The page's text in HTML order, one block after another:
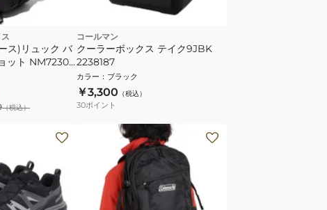
ス)リュック バ
ット NM72303
型 デイパック
（税込）
コールマン
クーラーボックス テイク9JBK
2238187
カラー ： ブラック
￥3,300 （税込）
30ポイント